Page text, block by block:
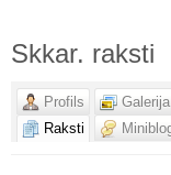
Skkar. raksti
Profils Galerija
Raksti